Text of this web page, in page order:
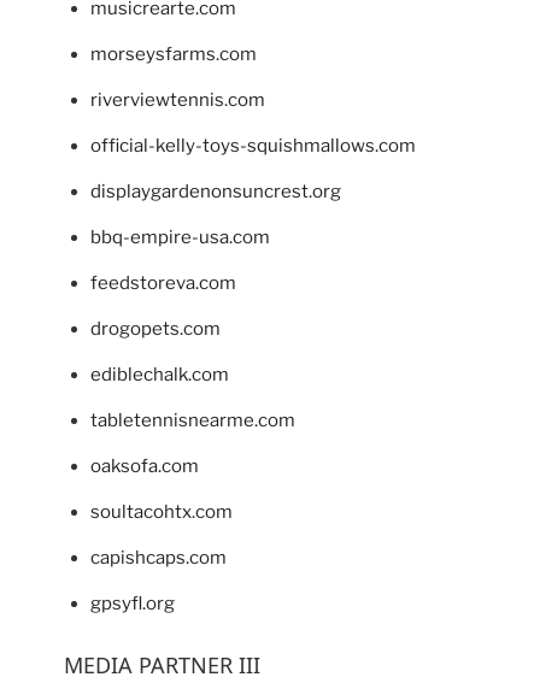
musicrearte.com
morseysfarms.com
riverviewtennis.com
official-kelly-toys-squishmallows.com
displaygardenonsuncrest.org
bbq-empire-usa.com
feedstoreva.com
drogopets.com
ediblechalk.com
tabletennisnearme.com
oaksofa.com
soultacohtx.com
capishcaps.com
gpsyfl.org
MEDIA PARTNER III